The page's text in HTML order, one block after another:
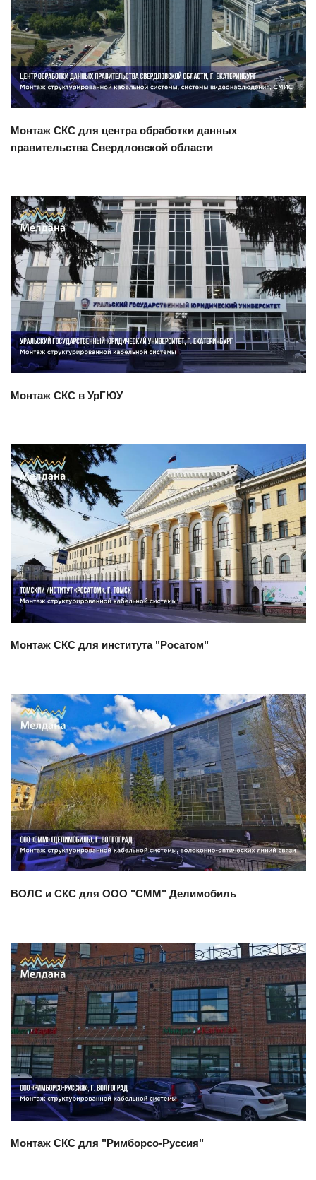
Смотреть проект
Монтаж СКС для центра обработки данных
правительства Свердловской области
Смотреть проект
Монтаж СКС в УрГЮУ
Смотреть проект
Монтаж СКС для института "Росатом"
Смотреть проект
ВОЛС и СКС для ООО "СММ" Делимобиль
Смотреть проект
Монтаж СКС для "Римборсо-Руссия"